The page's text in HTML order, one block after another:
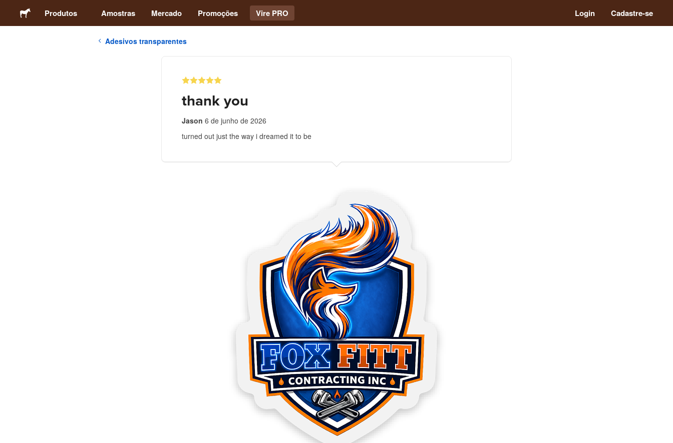
Produtos Amostras Mercado Promoções Vire PRO Login Cadastre-se
Adesivos transparentes
thank you
Jason 6 de junho de 2026
turned out just the way i dreamed it to be